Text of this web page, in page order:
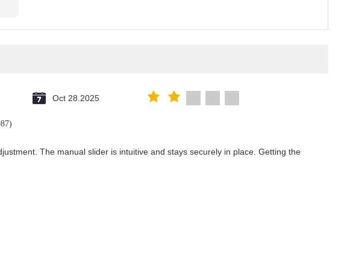
Oct 28.2025
The manual slider is intuitive and stays securely in place. Getting the